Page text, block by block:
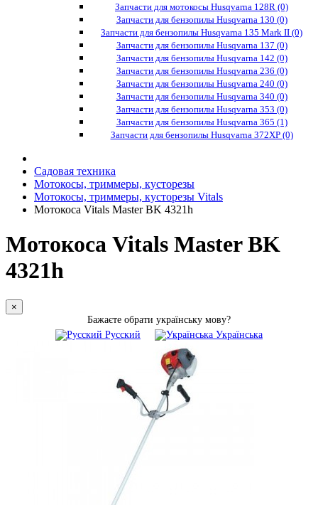
Запчасти для мотокосы Husqvarna 128R (0)
Запчасти для бензопилы Husqvarna 130 (0)
Запчасти для бензопилы Husqvarna 135 Mark II (0)
Запчасти для бензопилы Husqvarna 137 (0)
Запчасти для бензопилы Husqvarna 142 (0)
Запчасти для бензопилы Husqvarna 236 (0)
Запчасти для бензопилы Husqvarna 240 (0)
Запчасти для бензопилы Husqvarna 340 (0)
Запчасти для бензопилы Husqvarna 353 (0)
Запчасти для бензопилы Husqvarna 365 (1)
Запчасти для бензопилы Husqvarna 372XP (0)
Садовая техника
Мотокосы, триммеры, кусторезы
Мотокосы, триммеры, кусторезы Vitals
Мотокоса Vitals Master BK 4321h
Мотокоса Vitals Master BK
4321h
×
Бажаєте обрати українську мову?
Русский
Українська